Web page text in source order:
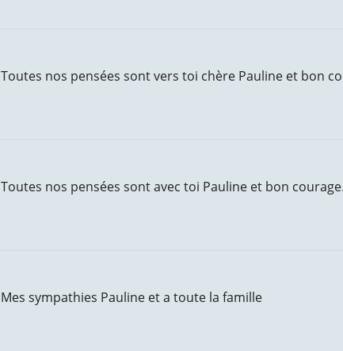
Toutes nos pensées sont vers toi chère Pauline et bon
Toutes nos pensées sont avec toi Pauline et bon
Mes sympathies Pauline et a toute la famille